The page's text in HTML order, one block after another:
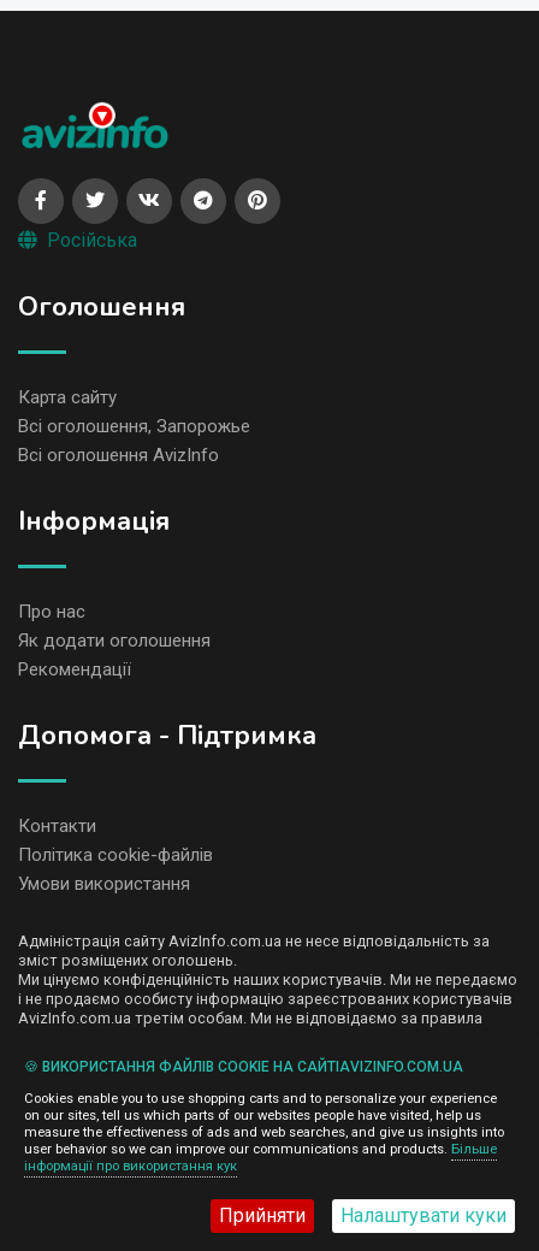
Російська
Оголошення
Карта сайту
Всі оголошення, Запорожье
Всі оголошення AvizInfo
Iнформація
Про нас
Як додати оголошення
Рекомендації
Допомога - Підтримка
Контакти
Політика cookie-файлів
Умови використання
Адміністрація сайту AvizInfo.com.ua не несе відповідальність за
зміст розміщених оголошень.
Ми цінуємо конфіденційність наших користувачів. Ми не передаємо
і не продаємо особисту інформацію зареєстрованих користувачів
AvizInfo.com.ua третім особам. Ми не відповідаємо за правила
деяких сторінках нашого сайту представлена реклама Google
Adsense Advertising Network. Щоб дізнатися детальніше про
правила конфіденційності Googleнатисніть тут.
©2008-2026,AvizInfo.com.ua
🍪 ВИКОРИСТАННЯ ФАЙЛІВ COOKIE НА САЙТІAVIZINFO.COM.UA
Cookies enable you to use shopping carts and to personalize your experience
on our sites, tell us which parts of our websites people have visited, help us
measure the effectiveness of ads and web searches, and give us insights into
user behavior so we can improve our communications and products. Більше
інформації про використання кук
Прийняти Налаштувати куки